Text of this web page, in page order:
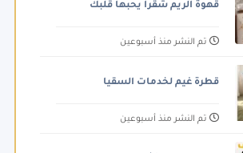
قهوة الريم شقرا يحبها قلبك
تم النشر منذ أسبوعين
قطرة غيم لخدمات السقيا
تم النشر منذ أسبوعين